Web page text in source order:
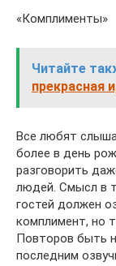
«Комплименты»
Читайте
прекрасная
Все любят
более в день
разговорить
людей. Смысл в
гостей должен
комплимент, но
Повторов быть
последним